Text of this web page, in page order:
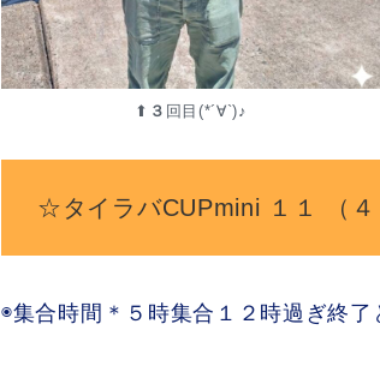
⬆︎ ３ 回目(*´∀`)♪
☆タイラバCUPmini １１
◉集合時間＊５時集合１２時過ぎ終了